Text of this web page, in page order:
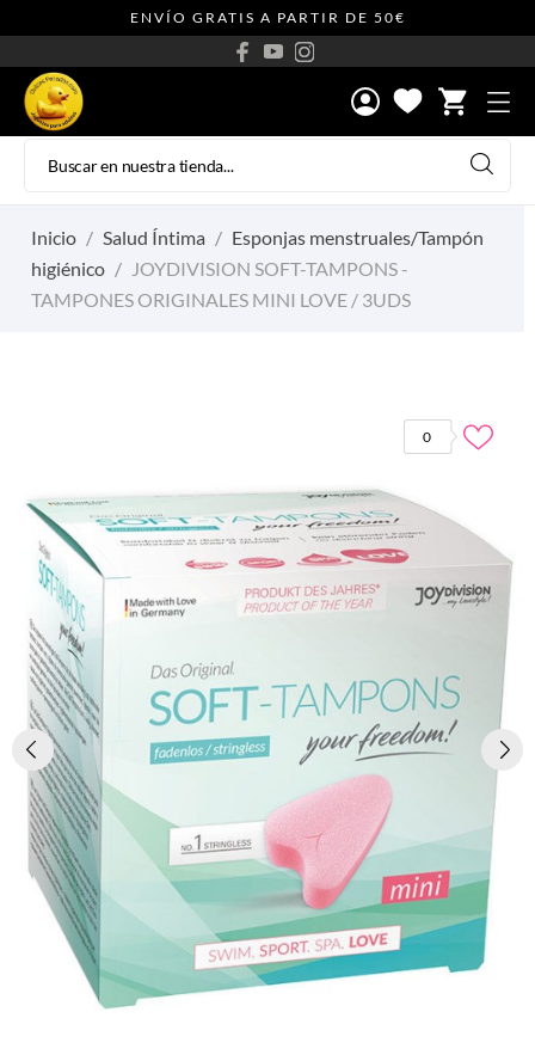
ENVÍO GRATIS A PARTIR DE 50€
shopping_cart
Inicio Salud Íntima
Esponjas menstruales/Tampón
higiénico
JOYDIVISION SOFT-TAMPONS -
TAMPONES ORIGINALES MINI LOVE / 3UDS
0